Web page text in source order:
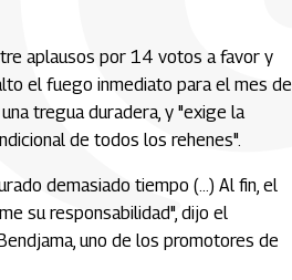
aplausos por 14 votos a favor y
el fuego inmediato para el mes de
tregua duradera, y "exige la
de todos los rehenes".
demasiado tiempo (...) Al fin, el
su responsabilidad", dijo el
uno de los promotores de